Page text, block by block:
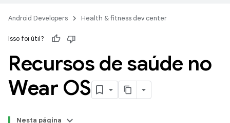
Android Developers Health & fitness dev center
Isso foi útil?
Recursos de saúde no
Wear OS
Nesta página